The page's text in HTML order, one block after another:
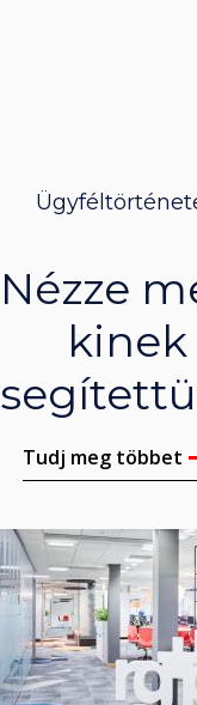
Nézze
kinek
Tudj meg többet